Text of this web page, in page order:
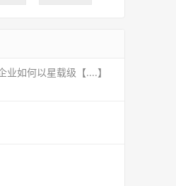
如何以星载级【....】